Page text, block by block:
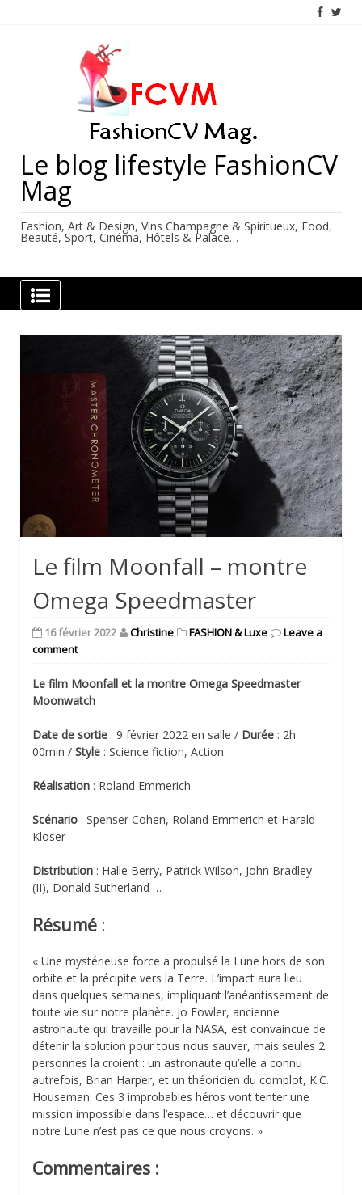
Le blog lifestyle FashionCV
Mag
Fashion, Art & Design, Vins Champagne & Spiritueux, Food,
Beauté, Sport, Cinéma, Hôtels & Palace…
Le film Moonfall – montre
Omega Speedmaster
16 février 2022 Christine FASHION & Luxe
Leave a
comment
Le film Moonfall et la montre Omega Speedmaster
Moonwatch
Date de sortie : 9 février 2022 en salle / Durée : 2h
00min / Style : Science fiction, Action
Réalisation : Roland Emmerich
Scénario : Spenser Cohen, Roland Emmerich et Harald
Kloser
Distribution : Halle Berry, Patrick Wilson, John Bradley
(II), Donald Sutherland …
Résumé :
« Une mystérieuse force a propulsé la Lune hors de son
orbite et la précipite vers la Terre. L’impact aura lieu
dans quelques semaines, impliquant l’anéantissement de
toute vie sur notre planète. Jo Fowler, ancienne
astronaute qui travaille pour la NASA, est convaincue de
détenir la solution pour tous nous sauver, mais seules 2
personnes la croient : un astronaute qu’elle a connu
autrefois, Brian Harper, et un théoricien du complot, K.C.
Houseman. Ces 3 improbables héros vont tenter une
mission impossible dans l’espace… et découvrir que
notre Lune n’est pas ce que nous croyons. »
Commentaires :